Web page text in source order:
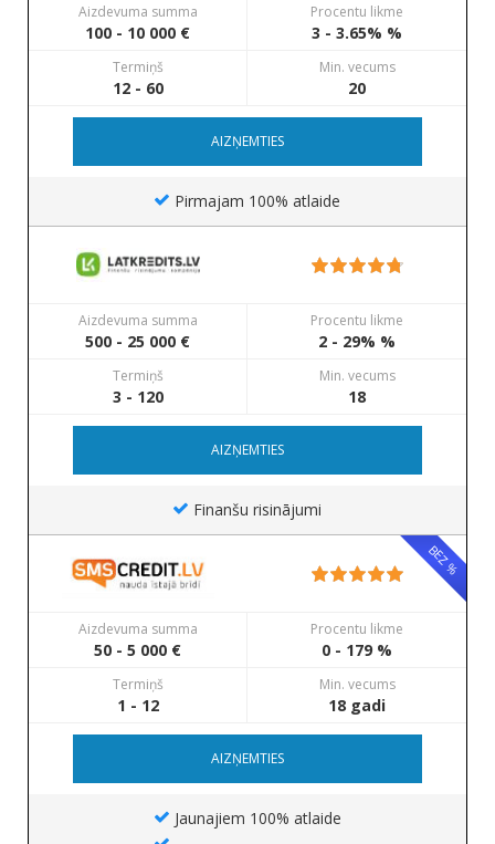
Aizdevuma summa
100 - 10 000 €
Procentu likme
3 - 3.65% %
Termiņš
12 - 60
Min. vecums
20
AIZŅEMTIES
Pirmajam 100% atlaide
Aizdevuma summa
500 - 25 000 €
Procentu likme
2 - 29% %
Termiņš
3 - 120
Min. vecums
18
AIZŅEMTIES
Finanšu risinājumi
BEZ %
Aizdevuma summa
50 - 5 000 €
Procentu likme
0 - 179 %
Termiņš
1 - 12
Min. vecums
18 gadi
AIZŅEMTIES
Jaunajiem 100% atlaide